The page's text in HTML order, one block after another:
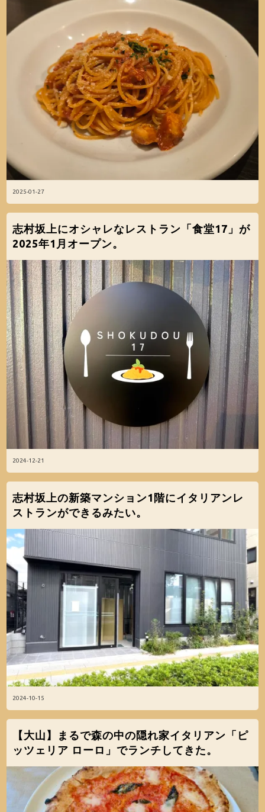
2025-01-27
2024-12-21
志村坂上にオシャレなレストラン「食堂17」が
2025年1月オープン。
2024-10-15
志村坂上の新築マンション1階にイタリアンレ
ストランができるみたい。
【大山】まるで森の中の隠れ家イタリアン「ピ
ッツェリア ローロ」でランチしてきた。